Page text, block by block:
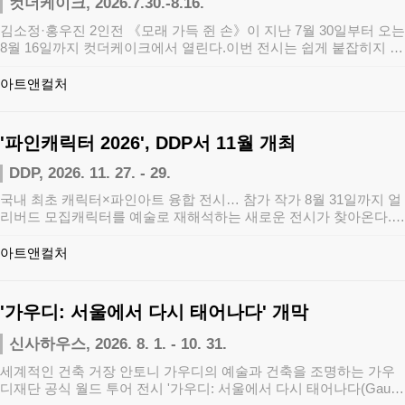
김소정·홍우진 2인전 《모래 가득 쥔 손》이 지난 7월 30일부터 오는
8월 16일까지 컷더케이크에서 열린다.이번 전시는 쉽게 붙잡히지 않
아트앤컬처
'파인캐릭터 2026', DDP서 11월 개최
DDP, 2026. 11. 27. - 29.
국내 최초 캐릭터×파인아트 융합 전시… 참가 작가 8월 31일까지 얼
리버드 모집캐릭터를 예술로 재해석하는 새로운 전시가 찾아온다.
아트앤컬처
'가우디: 서울에서 다시 태어나다' 개막
신사하우스, 2026. 8. 1. - 10. 31.
세계적인 건축 거장 안토니 가우디의 예술과 건축을 조명하는 가우
디재단 공식 월드 투어 전시 '가우디: 서울에서 다시 태어나다(Gaudí: